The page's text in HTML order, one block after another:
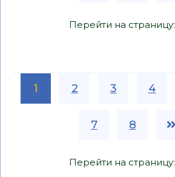
Перейти на страницу:
1 2 3 4
7 8
Перейти на страницу: